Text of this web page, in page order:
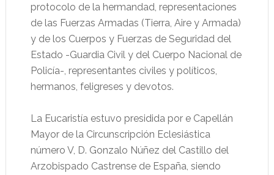
protocolo de la hermandad, representaciones
de las Fuerzas Armadas (Tierra, Aire y Armada)
y de los Cuerpos y Fuerzas de Seguridad del
Estado -Guardia Civil y del Cuerpo Nacional de
Policía-, representantes civiles y políticos,
hermanos, feligreses y devotos.
La Eucaristía estuvo presidida por e Capellán
Mayor de la Circunscripción Eclesiástica
número V, D. Gonzalo Núñez del Castillo del
Arzobispado Castrense de España, siendo